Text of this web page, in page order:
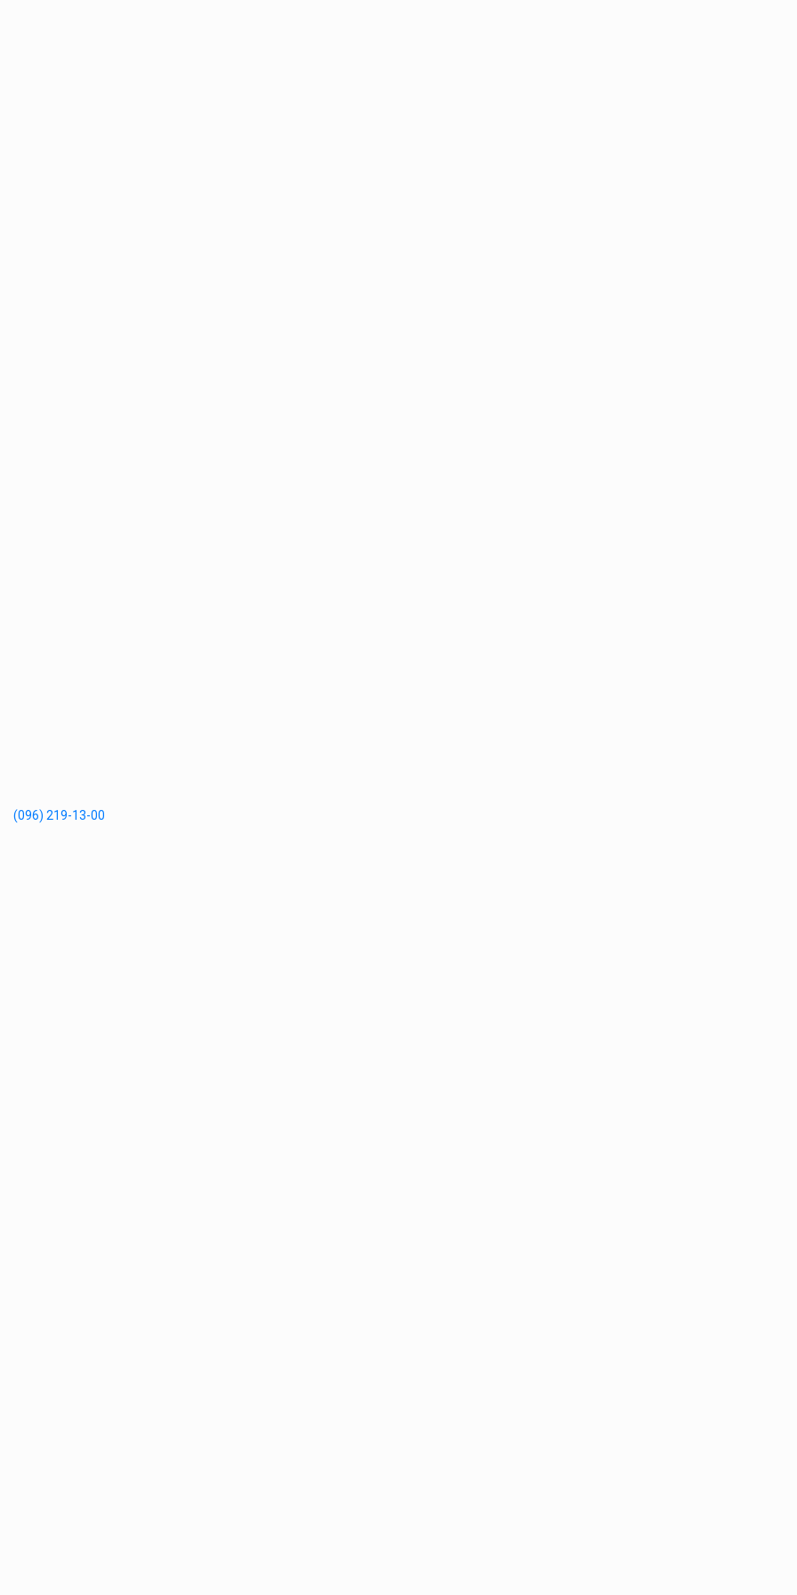
(096) 219-13-00